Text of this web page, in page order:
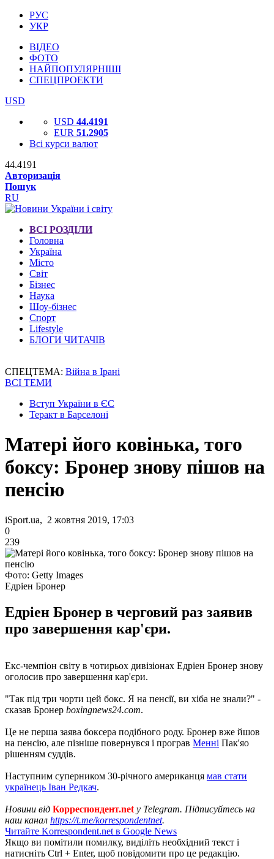
РУС
УКР
ВІДЕО
ФОТО
НАЙПОПУЛЯРНІШІ
СПЕЦПРОЕКТИ
USD
USD 44.4191
EUR 51.2905
Всі курси валют
44.4191
Авторизація
Пошук
RU
ВСІ РОЗДІЛИ
Головна
Україна
Місто
Світ
Бізнес
Наука
Шоу-бізнес
Спорт
Lifestyle
БЛОГИ ЧИТАЧІВ
СПЕЦТЕМА: Війна в Ірані
ВСІ ТЕМИ
Вступ України в ЄС
Теракт в Барселоні
Матері його ковінька, того
боксу: Бронер знову пішов на
пенсію
iSport.ua, 2 жовтня 2019, 17:03
0
239
Фото: Getty Images
Едріен Бронер
Едріен Бронер в черговий раз заявив
про завершення кар'єри.
Екс-чемпіон світу в чотирьох дивізіонах Едріен Бронер знову
оголосив про завершення кар'єри.
"Так під три чорти цей бокс. Я на пенсії, ви хіба не знали?" -
сказав Бронер boxingnews24.com.
Це не перша заява боксера подібного роду. Бронер вже йшов
на пенсію, але пізніше повернувся і програв Менні Пак'яо
рішенням суддів.
Наступним суперником 30-річного американця мав стати
українець Іван Редкач.
Новини від Корреспондент.net у Telegram. Підписуйтесь на
наш канал https://t.me/korrespondentnet.
Читайте Korrespondent.net в Google News
Якщо ви помітили помилку, виділіть необхідний текст і
натисніть Ctrl + Enter, щоб повідомити про це редакцію.